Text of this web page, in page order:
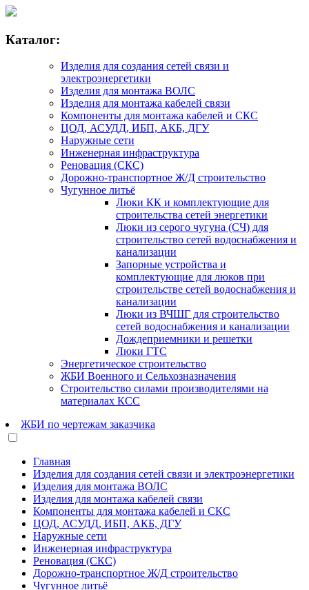
Каталог:
Изделия для создания сетей связи и
электроэнергетики
Изделия для монтажа ВОЛС
Изделия для монтажа кабелей связи
Компоненты для монтажа кабелей и СКС
ЦОД, АСУДД, ИБП, АКБ, ДГУ
Наружные сети
Инженерная инфраструктура
Реновация (СКС)
Дорожно-транспортное Ж/Д строительство
Чугунное литьё
Люки КК и комплектующие для
строительства сетей энергетики
Люки из серого чугуна (СЧ) для
строительство сетей водоснабжения и
канализации
Запорные устройства и
комплектующие для люков при
строительстве сетей водоснабжения и
канализации
Люки из ВЧШГ для строительство
сетей водоснабжения и канализации
Дождеприемники и решетки
Люки ГТС
Энергетическое строительство
ЖБИ Военного и Сельхозназначения
Строительство силами производителями на
материалах КСС
ЖБИ по чертежам заказчика
Главная
Изделия для создания сетей связи и электроэнергетики
Изделия для монтажа ВОЛС
Изделия для монтажа кабелей связи
Компоненты для монтажа кабелей и СКС
ЦОД, АСУДД, ИБП, АКБ, ДГУ
Наружные сети
Инженерная инфраструктура
Реновация (СКС)
Дорожно-транспортное Ж/Д строительство
Чугунное литьё